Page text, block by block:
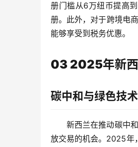
册门槛从6万纽币提高
册。此外，对于跨境电
能够享受到税务优惠。
03 2025年新西
碳中和与绿色技术
新西兰在推动碳中
放交易的机会。2025年